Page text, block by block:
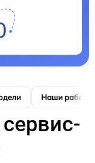
Наши работы